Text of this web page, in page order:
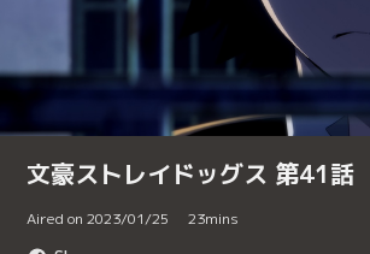
文豪ストレイドッグス 第41話
Aired on 2023/01/25 23mins